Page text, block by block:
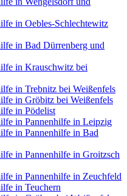
in Oebles-Schlechtewitz
in Bad Dürrenberg und
in Krauschwitz bei
in Trebnitz bei Weißenfels
in Gröbitz bei Weißenfels
in Pödelist
in Pannenhilfe in Leipzig
in Pannenhilfe in Bad
in Pannenhilfe in Groitzsch
in Pannenhilfe in Zeuchfeld
in Teuchern